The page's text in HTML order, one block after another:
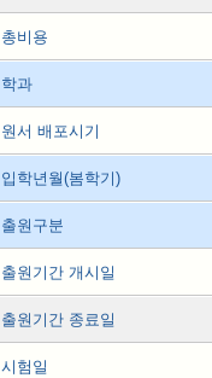
총비용
학과
원서 배포시기
입학년월(봄학기)
출원구분
출원기간 개시일
출원기간 종료일
시험일